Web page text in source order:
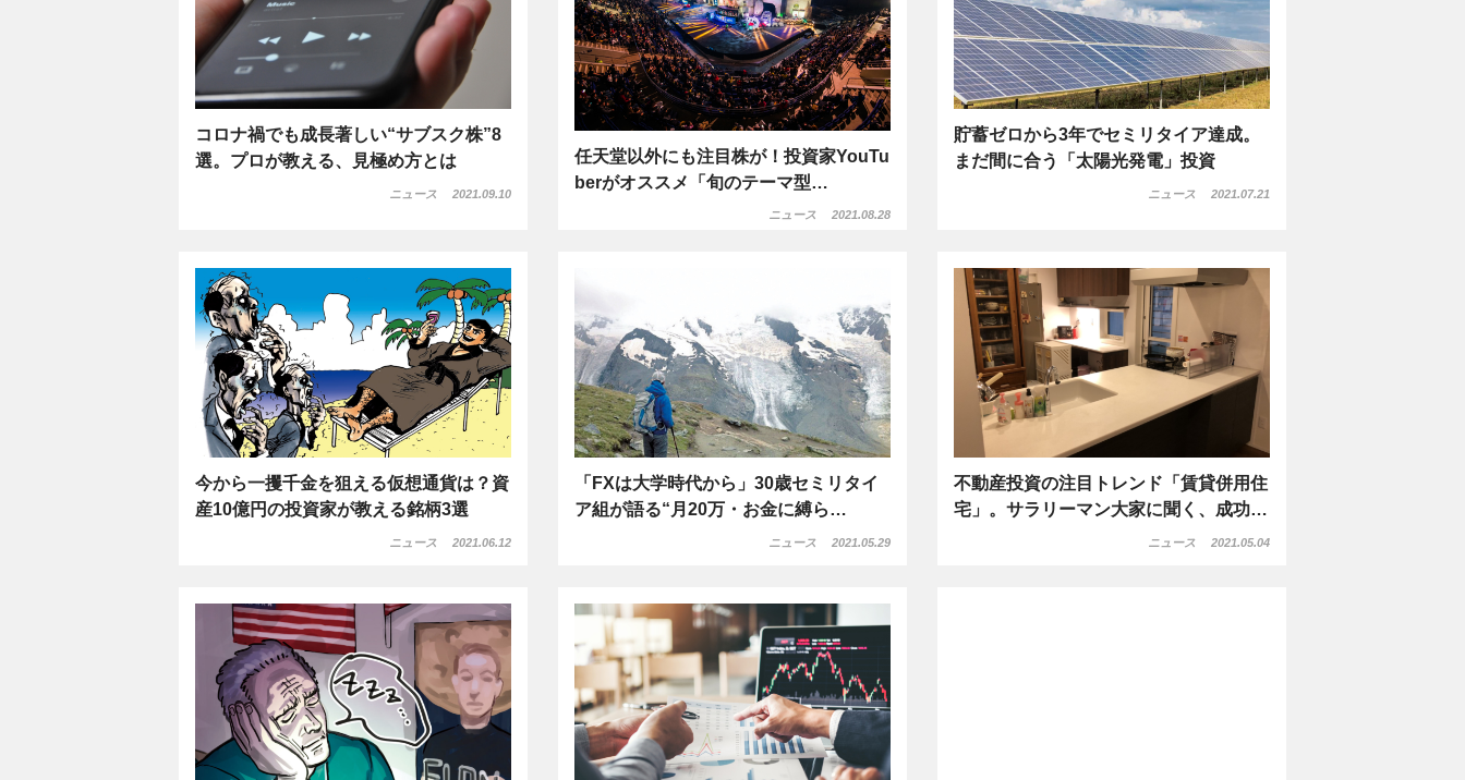
コロナ禍でも成長著しい“サブスク株”8
選。プロが教える、見極め方とは
ニュース 2021.09.10
任天堂以外にも注目株が！投資家YouTu
berがオススメ「旬のテーマ型…
ニュース 2021.08.28
貯蓄ゼロから3年でセミリタイア達成。
まだ間に合う「太陽光発電」投資
ニュース 2021.07.21
今から一攫千金を狙える仮想通貨は？資
産10億円の投資家が教える銘柄3選
ニュース 2021.06.12
「FXは大学時代から」30歳セミリタイ
ア組が語る“月20万・お金に縛ら…
ニュース 2021.05.29
不動産投資の注目トレンド「賃貸併用住
宅」。サラリーマン大家に聞く、成功…
ニュース 2021.05.04